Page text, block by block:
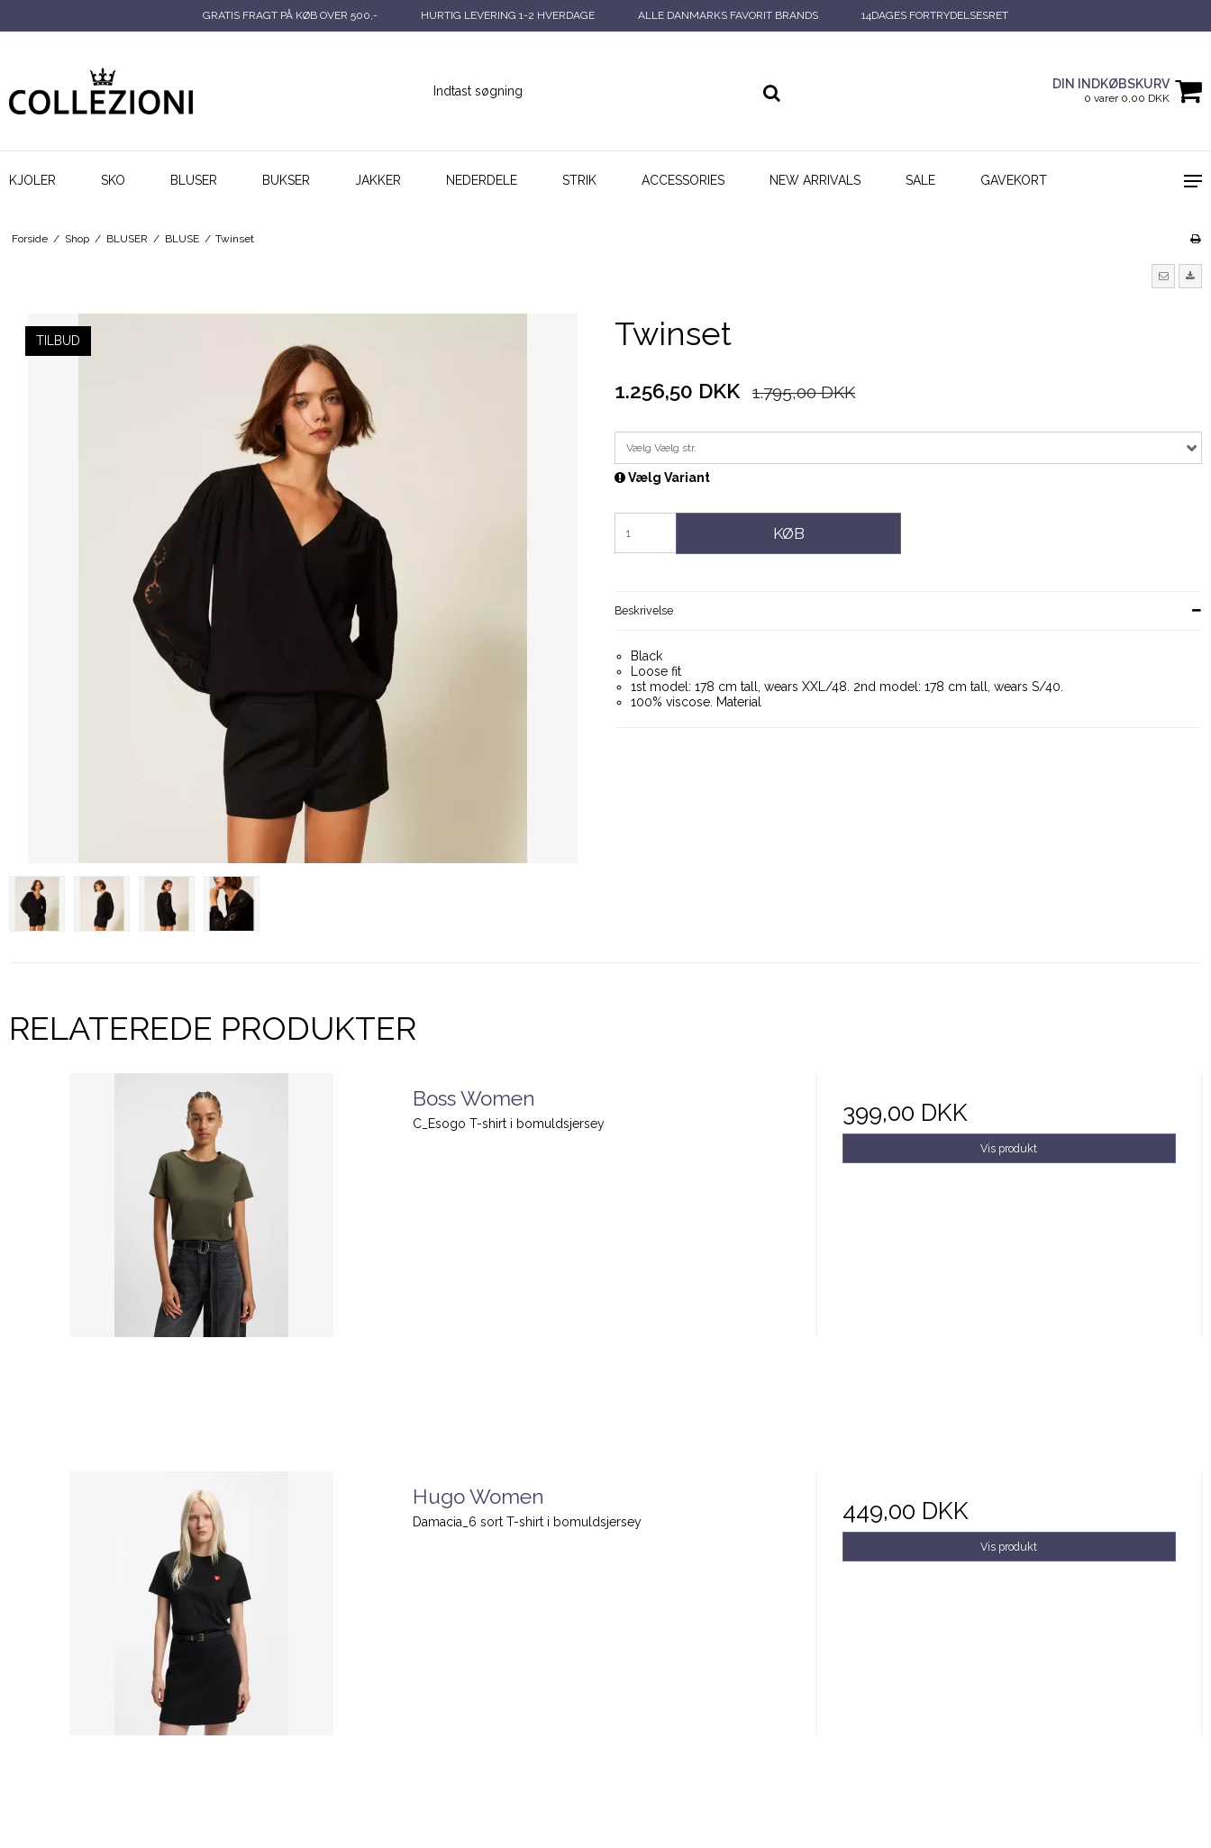
GRATIS FRAGT PÅ KØB OVER 500,- HURTIG LEVERING 1-2 HVERDAGE ALLE DANMARKS FAVORIT BRANDS 14DAGES FORTRYDELSESRET
DIN INDKØBSKURV
0 varer 0,00 DKK
KJOLER SKO BLUSER BUKSER JAKKER NEDERDELE STRIK ACCESSORIES NEW ARRIVALS SALE GAVEKORT
Forside / Shop / BLUSER / BLUSE / Twinset
TILBUD Twinset
1.256,50 DKK 1.795,00 DKK
Vælg Vælg str.
Vælg Variant
KØB
Beskrivelse
Black
Loose fit
1st model: 178 cm tall, wears XXL/48. 2nd model: 178 cm tall, wears S/40.
100% viscose. Material
RELATEREDE PRODUKTER
Boss Women
C_Esogo T-shirt i bomuldsjersey 399,00 DKK
Vis produkt
Hugo Women
Damacia_6 sort T-shirt i bomuldsjersey 449,00 DKK
Vis produkt